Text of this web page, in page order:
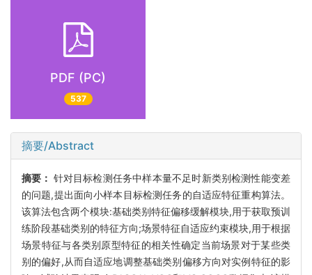
PDF (PC)
537
摘要/Abstract
摘要： 针对目标检测任务中样本量不足时新类别检测性能变差
的问题,提出面向小样本目标检测任务的自适应特征重构算法。
该算法包含两个模块:基础类别特征偏移缓解模块,用于获取预训
练阶段基础类别的特征方向;场景特征自适应约束模块,用于根据
场景特征与各类别原型特征的相关性确定当前场景对于某些类
别的偏好,从而自适应地调整基础类别偏移方向对实例特征的影